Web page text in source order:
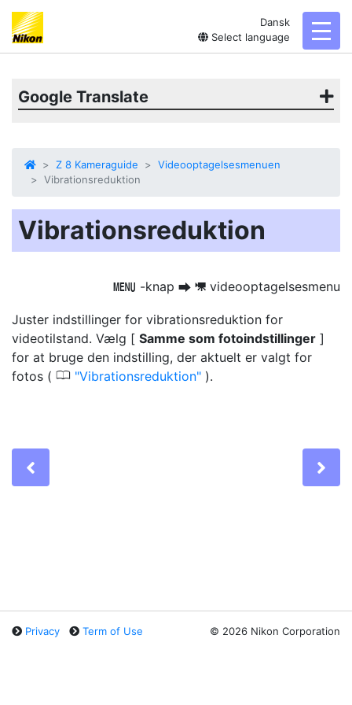
Dansk
Select language
Google Translate
Z 8 Kameraguide
Videooptagelsesmenuen
Vibrationsreduktion
Vibrationsreduktion
G -knap U 1 videooptagelsesmenu
Juster indstillinger for vibrationsreduktion for
videotilstand. Vælg [ Samme som fotoindstillinger ]
for at bruge den indstilling, der aktuelt er valgt for
fotos ( 0 Vibrationsreduktion ).
Privacy Term of Use © 2026 Nikon Corporation